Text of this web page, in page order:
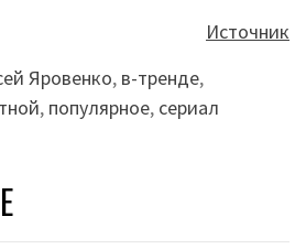
Источник
Яровенко, в-тренде,
, популярное, сериал